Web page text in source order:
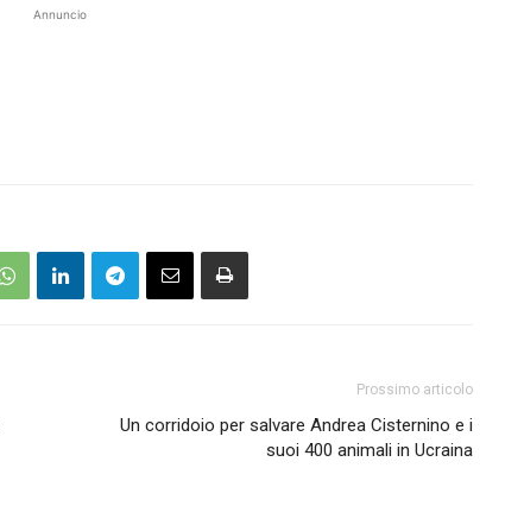
Annuncio
Prossimo articolo
Un corridoio per salvare Andrea Cisternino e i
suoi 400 animali in Ucraina